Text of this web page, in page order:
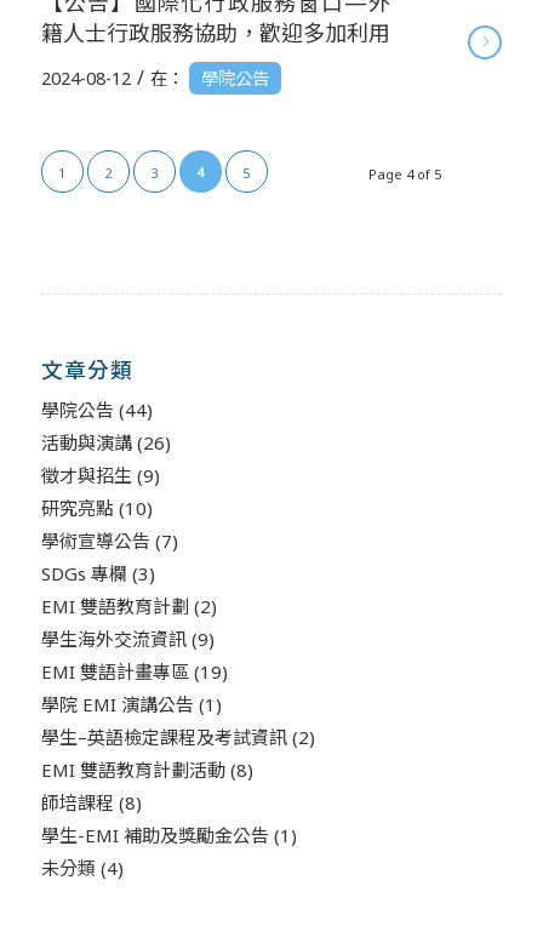
籍人士行政服務協助，歡迎多加利用
2024-08-12 / 在： 學院公告
Page 4 of 5
1 2 3 4 5
文章分類
學院公告 (44)
活動與演講(26)
徵才與招生(9)
研究亮點(10)
學術宣導公告 (7)
SDGs 專欄 (3)
EMI 雙語教育計劃 (2)
學生海外交流資訊(9)
EMI 雙語計畫專區(19)
學院 EMI 演講公告 (1)
學生–英語檢定課程及考試資訊(2)
EMI 雙語教育計劃活動(8)
師培課程 (8)
學生-EMI 補助及獎勵金公告 (1)
未分類 (4)